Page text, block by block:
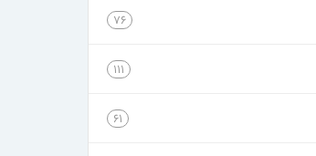
۷۶
۱۱۱
۶۱